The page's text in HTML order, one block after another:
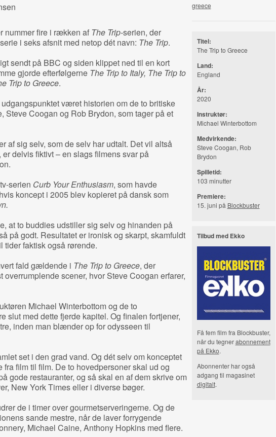
nummer fire i rækken af The Trip-serien, der
i seks afsnit med netop dét navn: The Trip.
sendt på BBC og siden klippet ned til en kort
gjorde efterfølgerne The Trip to Italy, The Trip to
Trip to Greece.
været historien om de to britiske
Steve Coogan og Rob Brydon, som tager på et
af sig selv, som de selv har udtalt. Det vil altså
er delvis fiktivt – en slags filmens svar på
serien Curb Your Enthusiasm, som havde
koncept i 2005 blev kopieret på dansk som
at to buddies udstiller sig selv og hinanden på
på godt. Resultatet er ironisk og skarpt, skamfuldt
tider faktisk også rørende.
fald gældende i The Trip to Greece, der
scener, hvor Steve Coogan erfarer,
Michael Winterbottom og de to
slut med dette fjerde kapitel. Og finalen fortjener,
inden man blænder op for odysseen til
set i den grad vand. Og dét selv om konceptet
film til film. De to hovedpersoner skal ud og
gode restauranter, og så skal en af dem skrive om
New York Times eller i diverse bøger.
de i timer over gourmetserveringerne. Og de
sande mestre, når de laver forrygende
Michael Caine, Anthony Hopkins med flere.
greece
Titel:
The Trip to Greece
Land:
England
År:
2020
Instruktør:
Michael Winterbottom
Medvirkende:
Steve Coogan, Rob
Brydon
Spilletid:
103 minutter
Premiere:
15. juni på Blockbuster
Tilbud med Ekko
Få fem film fra Blockbuster,
når du tegnerabonnement
på Ekko.
Abonnenter har også
adgang til magasinet
digitalt.